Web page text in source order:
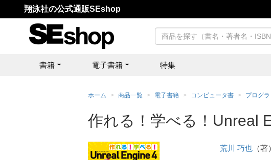
翔泳社の公式通販SEshop
書籍 電子書籍 特集
ホーム 商品一覧 電子書籍 コンピュータ書 プログ
作れる！学べる！Unreal
荒川 巧也（著）